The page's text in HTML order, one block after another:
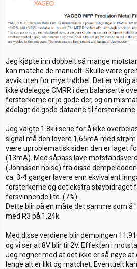
Jeg kjøpte inn dobbelt så mange
kan matche de manuelt. Skulle være
avvik uten for mye trøbbel. Det er viktig
ikke ødelegge CMRR i den balanserte
forsterkerne er jo gode der, og en
ødelagt de gode dataene til forsterkerne.
Jeg valgte 1.8k i serie for å ikke
signal må den levere 1,65mA med
være uproblematisk siden den er laget
(13mA). Med såpass lave
(Johnsson noise) fra disse
ca. 3-4 ganger lavere enn ekvivalent
forsterkerne og det ekstra støybidraget
forsvinnende lite. (7%).
Dette blir på en måte det samme som å
med R3 på 1,24k.
Med disse verdiene blir dempingen
og vi ser at 8V blir til 2V. Effekten i
Jeg regner med at det ikke er så nøye
lenge alt er likt og matchet. Eventuelt